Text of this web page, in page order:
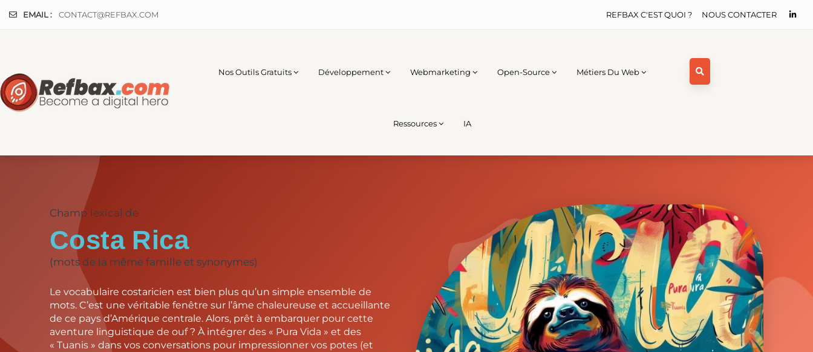
EMAIL : CONTACT@REFBAX.COM NOUS CONTACTER
REFBAX C'EST QUOI ?
Nos Outils Gratuits Développement Webmarketing Open-Source Métiers Du Web
Ressources IA
Champ lexical de
Costa Rica
(mots de la même famille et synonymes)
Le vocabulaire costaricien est bien plus qu’un simple ensemble de
mots. C’est une véritable fenêtre sur l’âme chaleureuse et accueillante
de ce pays d’Amérique centrale. Alors, prêt à embarquer pour cette
aventure linguistique de ouf ? À intégrer des « Pura Vida » et des
« Tuanis » dans vos conversations pour impressionner vos potes (et